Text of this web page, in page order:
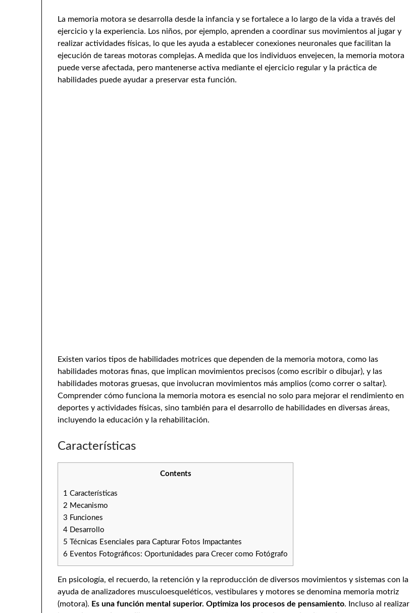
La memoria motora se desarrolla desde la infancia y se fortalece a lo largo de la vida a través del
ejercicio y la experiencia. Los niños, por ejemplo, aprenden a coordinar sus movimientos al jugar y
realizar actividades físicas, lo que les ayuda a establecer conexiones neuronales que facilitan la
ejecución de tareas motoras complejas. A medida que los individuos envejecen, la memoria motora
puede verse afectada, pero mantenerse activa mediante el ejercicio regular y la práctica de
habilidades puede ayudar a preservar esta función.
Existen varios tipos de habilidades motrices que dependen de la memoria motora, como las
habilidades motoras finas, que implican movimientos precisos (como escribir o dibujar), y las
habilidades motoras gruesas, que involucran movimientos más amplios (como correr o saltar).
Comprender cómo funciona la memoria motora es esencial no solo para mejorar el rendimiento en
deportes y actividades físicas, sino también para el desarrollo de habilidades en diversas áreas,
incluyendo la educación y la rehabilitación.
Características
Contents
1 Características
2 Mecanismo
3 Funciones
4 Desarrollo
5 Técnicas Esenciales para Capturar Fotos Impactantes
6 Eventos Fotográficos: Oportunidades para Crecer como Fotógrafo
En psicología, el recuerdo, la retención y la reproducción de diversos movimientos y sistemas con la
ayuda de analizadores musculoesqueléticos, vestibulares y motores se denomina memoria motriz
(motora). Es una función mental superior. Optimiza los procesos de pensamiento. Incluso al realizar